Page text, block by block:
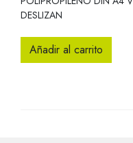
DESLIZAN
Añadir al carrito